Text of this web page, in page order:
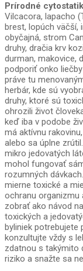
Prírodné
Vilcacora, lapacho
brest, lopúch väčší,
obyčajná, strom
druhy, dračia krv
durman, makovice,
podporiť onko
práve tu
herbár, kde sú
druhy, ktoré sú
ohrozili život
keď iba v podobe
má aktívnu
alebo sa úplne
mikro jedovatých
mohol fungovať
rozumných
mierne toxické a
ochranu organizmu
zobrať ako návod
toxických a
byliniek potrebujete
konzultujte vždy s
zdatnou s takýmito
riziko a snažte sa